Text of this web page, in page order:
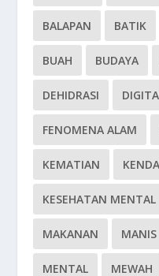
BALAPAN BATIK
BUAH BUDAYA
DEHIDRASI
FENOMENA ALAM
KEMATIAN
KESEHATAN MENTAL
MAKANAN MANIS
MENTAL MEWAH